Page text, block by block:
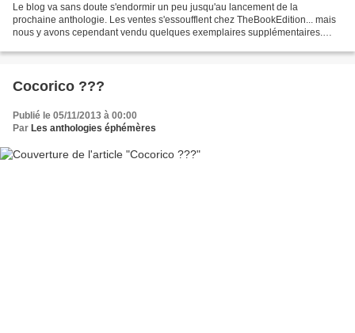
Le blog va sans doute s'endormir un peu jusqu'au lancement de la
prochaine anthologie. Les ventes s'essoufflent chez TheBookEdition... mais
nous y avons cependant vendu quelques exemplaires supplémentaires.
Cocorico ???
Publié le 05/11/2013 à 00:00
Par Les anthologies éphémères